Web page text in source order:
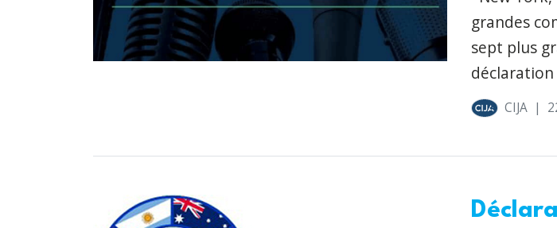
grandes
sept plus
CIJA |